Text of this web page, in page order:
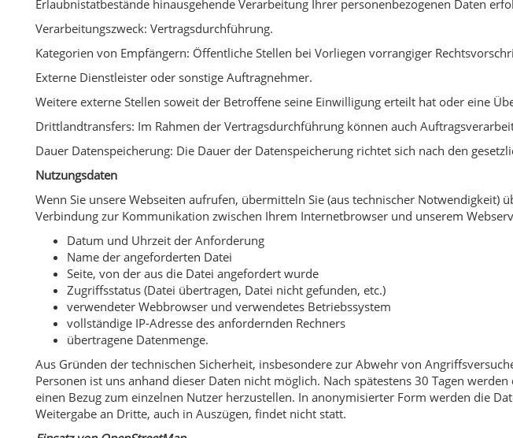
Erlaubnistatbestände hinausgehende Verarbeitung Ihrer personenbezogenen Daten
Verarbeitungszweck: Vertragsdurchführung.
Kategorien von Empfängern: Öffentliche Stellen bei Vorliegen vorrangiger
Externe Dienstleister oder sonstige Auftragnehmer.
Weitere externe Stellen soweit der Betroffene seine Einwilligung erteilt hat oder eine
Drittlandtransfers: Im Rahmen der Vertragsdurchführung können auch
Dauer Datenspeicherung: Die Dauer der Datenspeicherung richtet sich nach den
Nutzungsdaten
Wenn Sie unsere Webseiten aufrufen, übermitteln Sie (aus technischer
Verbindung zur Kommunikation zwischen Ihrem Internetbrowser und unserem
Datum und Uhrzeit der Anforderung
Name der angeforderten Datei
Seite, von der aus die Datei angefordert wurde
Zugriffsstatus (Datei übertragen, Datei nicht gefunden, etc.)
verwendeter Webbrowser und verwendetes Betriebssystem
vollständige IP-Adresse des anfordernden Rechners
übertragene Datenmenge.
Aus Gründen der technischen Sicherheit, insbesondere zur Abwehr von
Personen ist uns anhand dieser Daten nicht möglich. Nach spätestens 30 Tagen
einen Bezug zum einzelnen Nutzer herzustellen. In anonymisierter Form werden die
Weitergabe an Dritte, auch in Auszügen, findet nicht statt.